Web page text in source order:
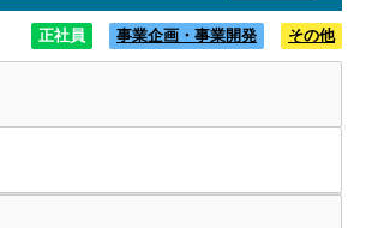
正社員 事業企画・事業開発 その他